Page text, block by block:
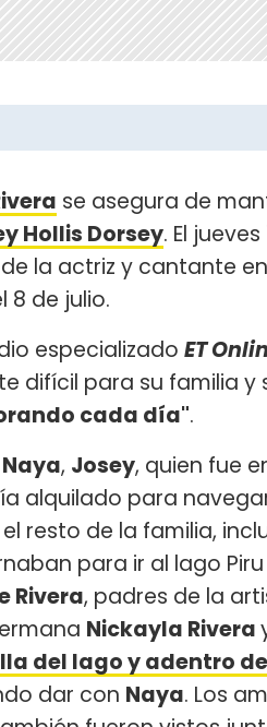
se asegura de
Hollis Dorsey. El
la actriz y cantante
8 de julio.
especializado ET
difícil para su familia y
cada día".
Naya, Josey, quien fue
alquilado para
resto de la familia,
para ir al lago
Rivera, padres de la
Nickayla Rivera
del lago y adentro
dar con Naya. Los